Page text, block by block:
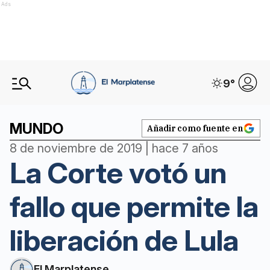
Ads
9°
MUNDO Añadir como fuente en
8 de noviembre de 2019 | hace 7 años
La Corte votó un
fallo que permite la
liberación de Lula